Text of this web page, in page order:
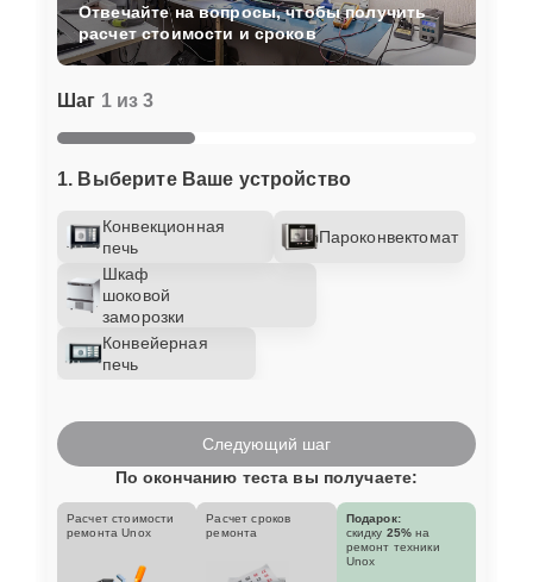
Шаг 1 из 3
1. Выберите Ваше устройство
Конвекционная
печь
Пароконвектомат
Шкаф
шоковой
заморозки
Конвейерная
печь
Отвечайте на вопросы, чтобы получить
расчет стоимости и сроков
Следующий шаг
По окончанию теста вы получаете:
Расчет стоимости
ремонта Unox
Расчет сроков
ремонта
Подарок:
скидку 25% на
ремонт техники
Unox